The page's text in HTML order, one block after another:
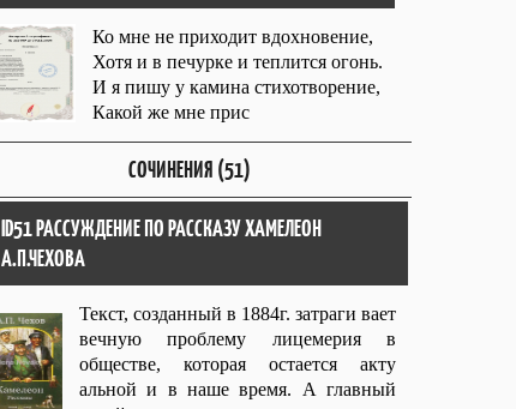
Ко мне не приходит вдохновение,
Хотя и в печурке и теплится огонь.
И я пишу у камина стихотворение,
Какой же мне прис
СОЧИНЕНИЯ (51)
ID51 РАССУЖДЕНИЕ ПО РАССКАЗУ ХАМЕЛЕОН
А.П.ЧЕХОВА
Текст, созданный в 1884г. затраги вает
вечную проблему лицемерия в
обществе, которая остается акту
альной и в наше время. А главный